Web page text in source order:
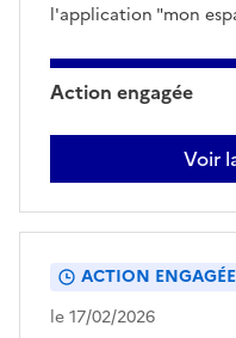
l'application "mon
service simple et
document".- La
par écrit de manière
service "écrire à mon
Action engagée
Voir
ACTION ENGAGÉE
le 17/02/2026